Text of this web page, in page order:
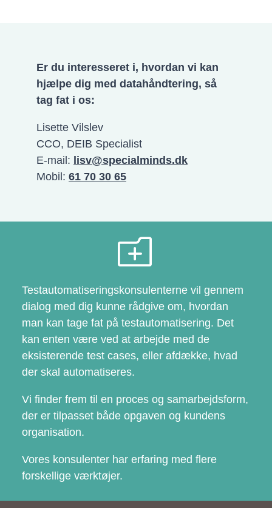
Er du interesseret i, hvordan vi kan
hjælpe dig med datahåndtering, så
tag fat i os:
Lisette Vilslev
CCO, DEIB Specialist
E-mail: lisv@specialminds.dk
Mobil: 61 70 30 65
o
Testautomatiseringskonsulenterne vil gennem
dialog med dig kunne rådgive om, hvordan
man kan tage fat på testautomatisering. Det
kan enten være ved at arbejde med de
eksisterende test cases, eller afdække, hvad
der skal automatiseres.
Vi finder frem til en proces og samarbejdsform,
der er tilpasset både opgaven og kundens
organisation.
Vores konsulenter har erfaring med flere
forskellige værktøjer.